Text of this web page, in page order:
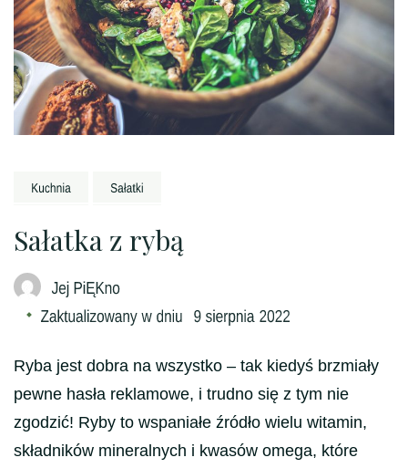
Sałatka z rybą
Ryba jest dobra na wszystko – tak kiedyś brzmiały
pewne hasła reklamowe, i trudno się z tym nie
zgodzić! Ryby to wspaniałe źródło wielu witamin,
składników mineralnych i kwasów omega, które